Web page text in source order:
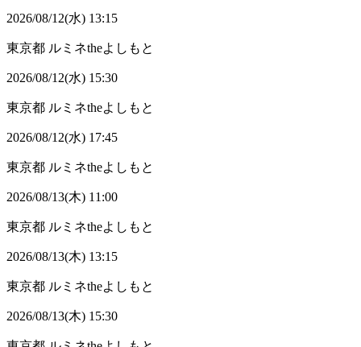
2026/08/12(水) 13:15
東京都 ルミネtheよしもと
2026/08/12(水) 15:30
東京都 ルミネtheよしもと
2026/08/12(水) 17:45
東京都 ルミネtheよしもと
2026/08/13(木) 11:00
東京都 ルミネtheよしもと
2026/08/13(木) 13:15
東京都 ルミネtheよしもと
2026/08/13(木) 15:30